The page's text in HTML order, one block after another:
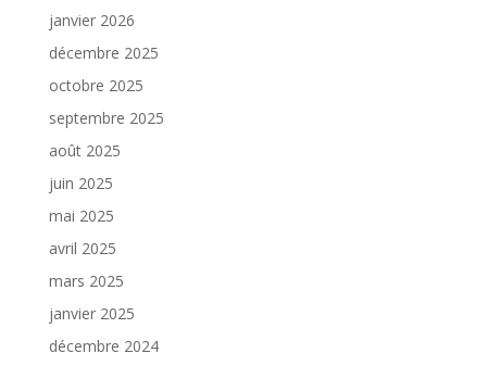
janvier 2026
décembre 2025
octobre 2025
septembre 2025
août 2025
juin 2025
mai 2025
avril 2025
mars 2025
janvier 2025
décembre 2024